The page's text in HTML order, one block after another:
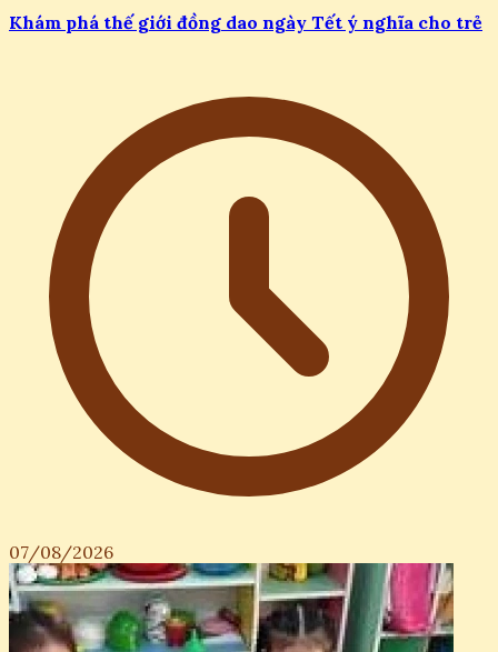
Khám phá thế giới đồng dao ngày Tết ý nghĩa cho trẻ
07/08/2026